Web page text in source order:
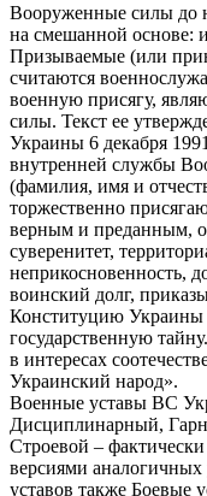
Вооруженные силы до
на смешанной основе:
Призываемые (или
считаются
военную присягу,
силы. Текст ее
Украины 6 декабря
внутренней службы
(фамилия, имя и
торжественно
верным и преданным,
суверенитет,
неприкосновенность,
воинский долг,
Конституцию Украины
государственную
в интересах
Украинский народ».
Военные уставы ВС
Дисциплинарный,
Строевой –
версиями
уставов также Боевые